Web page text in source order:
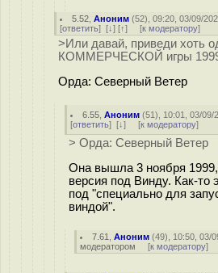
5.52 ,Аноним (52), 09:20, 03/09/
[ответить] [↓] [↑] [к модератору]
>Или давай, приведи хоть
КОММЕРЧЕСКОЙ игры
Орда: Северный Ветер
6.55 ,Аноним (51), 10:01, 03/09/
[ответить] [↓] [к модератору]
> Орда: Северный Ветер
Она вышла 3 ноября
версия под Винду. Как-то
под "специально для
виндой".
7.61 ,Аноним (49), 10:50, 03/
модератором [к модератору]